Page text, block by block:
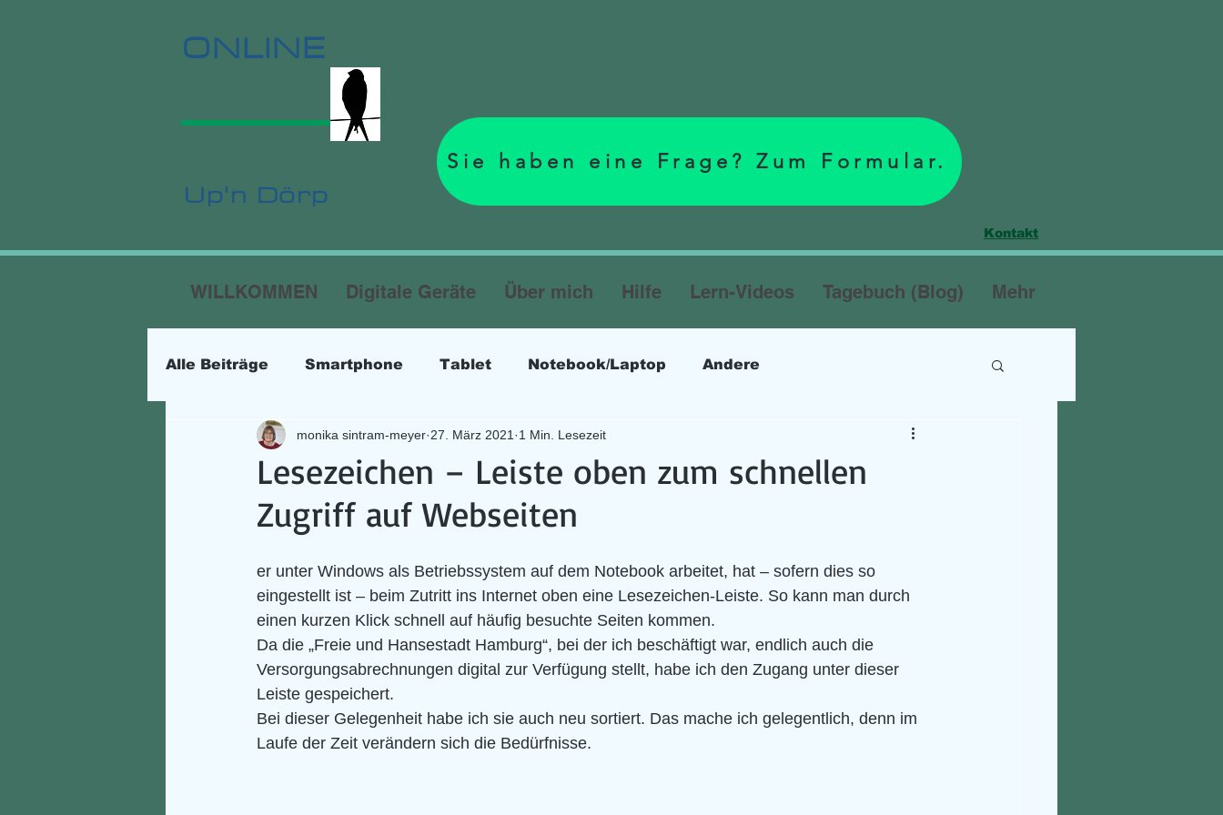
ONLINE
Up'n Dörp
Sie haben eine Frage? Zum Formular.
Kontakt
WILLKOMMEN Digitale Geräte Über mich Hilfe Lern-Videos Tagebuch (Blog) Mehr
Alle Beiträge Smartphone Tablet Notebook/Laptop Andere
Lesezeichen – Leiste oben zum schnellen
Zugriff auf Webseiten
monika sintram-meyer 27. März 2021 1 Min. Lesezeit
er unter Windows als Betriebssystem auf dem Notebook arbeitet, hat – sofern dies so
eingestellt ist – beim Zutritt ins Internet oben eine Lesezeichen-Leiste. So kann man durch
einen kurzen Klick schnell auf häufig besuchte Seiten kommen.
Da die „Freie und Hansestadt Hamburg“, bei der ich beschäftigt war, endlich auch die
Versorgungsabrechnungen digital zur Verfügung stellt, habe ich den Zugang unter dieser
Leiste gespeichert.
Bei dieser Gelegenheit habe ich sie auch neu sortiert. Das mache ich gelegentlich, denn im
Laufe der Zeit verändern sich die Bedürfnisse.